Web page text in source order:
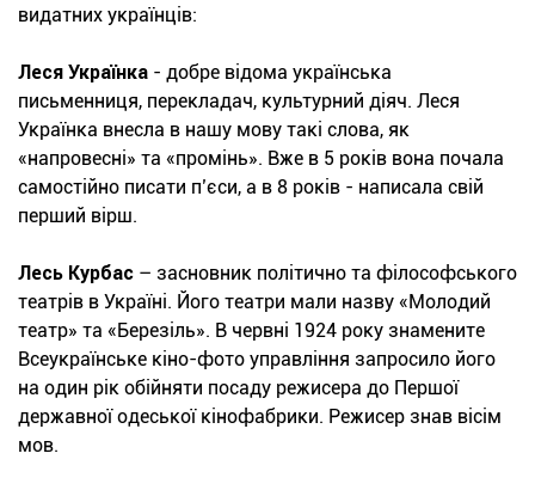
видатних українців:
Леся Українка - добре відома українська
письменниця, перекладач, культурний діяч. Леся
Українка внесла в нашу мову такі слова, як
«напровесні» та «промінь». Вже в 5 років вона почала
самостійно писати п’єси, а в 8 років - написала свій
перший вірш.
Лесь Курбас – засновник політично та філософського
театрів в Україні. Його театри мали назву «Молодий
театр» та «Березіль». В червні 1924 року знамените
Всеукраїнське кіно-фото управління запросило його
на один рік обійняти посаду режисера до Першої
державної одеської кінофабрики. Режисер знав вісім
мов.